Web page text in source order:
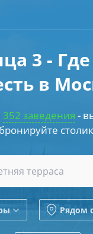
3 -
в
352 заведения -
бронируйте
Рядом